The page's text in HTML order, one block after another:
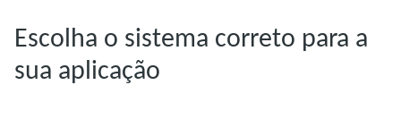
Escolha o sistema correto para a
sua aplicação